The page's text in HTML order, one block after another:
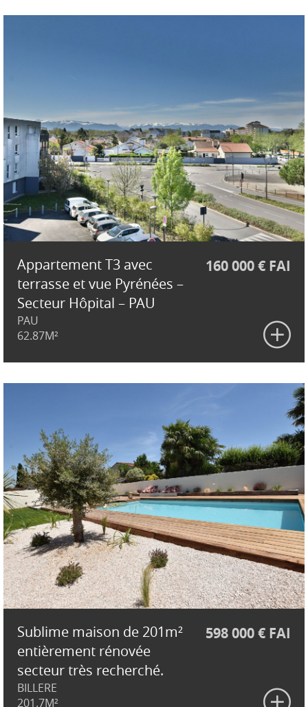
Appartement T3 avec
terrasse et vue Pyrénées –
Secteur Hôpital – PAU
160 000 € FAI
PAU
62.87M²
Sublime maison de 201m²
entièrement rénovée
secteur très recherché.
598 000 € FAI
BILLERE
201.7M²